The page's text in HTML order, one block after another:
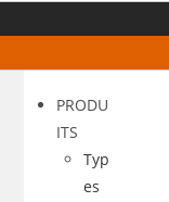
PRODU
ITS
Typ
es